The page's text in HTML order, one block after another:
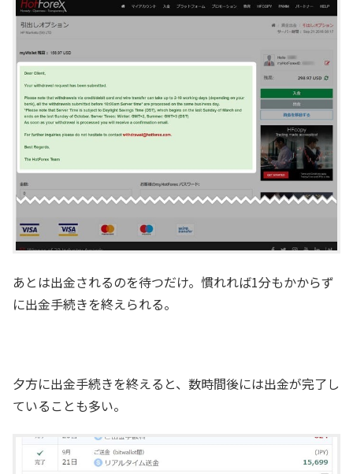
あとは出金されるのを待つだけ。慣れれば1分もかからず
に出金手続きを終えられる。
夕方に出金手続きを終えると、数時間後には出金が完了し
ていることも多い。